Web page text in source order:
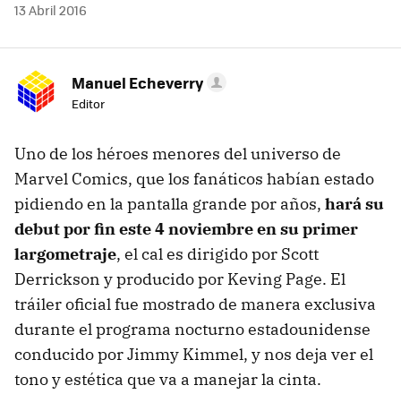
13 Abril 2016
Manuel Echeverry
Editor
Uno de los héroes menores del universo de
Marvel Comics, que los fanáticos habían estado
pidiendo en la pantalla grande por años, hará su
debut por fin este 4 noviembre en su primer
largometraje, el cal es dirigido por Scott
Derrickson y producido por Keving Page. El
tráiler oficial fue mostrado de manera exclusiva
durante el programa nocturno estadounidense
conducido por Jimmy Kimmel, y nos deja ver el
tono y estética que va a manejar la cinta.